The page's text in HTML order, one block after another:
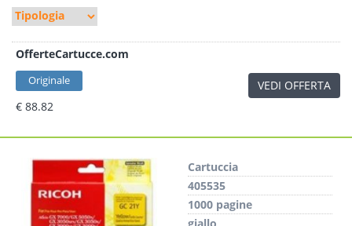
OfferteCartucce.com
Originale
€ 88.82
VEDI OFFERTA
Cartuccia
405535
1000 pagine